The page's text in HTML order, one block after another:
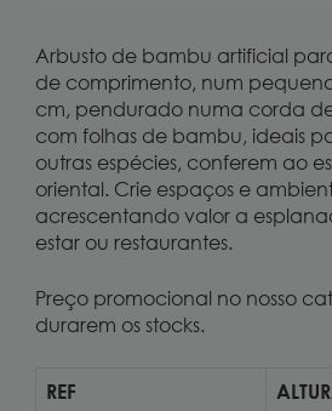
Arbusto de bambu artificial
de comprimento, num
cm, pendurado numa corda
com folhas de bambu, ideais
outras espécies, conferem ao
oriental. Crie espaços e
acrescentando valor a
estar ou restaurantes.
Preço promocional no nosso
durarem os stocks.
REF